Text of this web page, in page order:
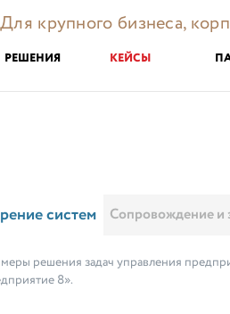
Для крупного бизнеса,
РЕШЕНИЯ КЕЙСЫ
систем Сопровождение и
решения задач управления
8».